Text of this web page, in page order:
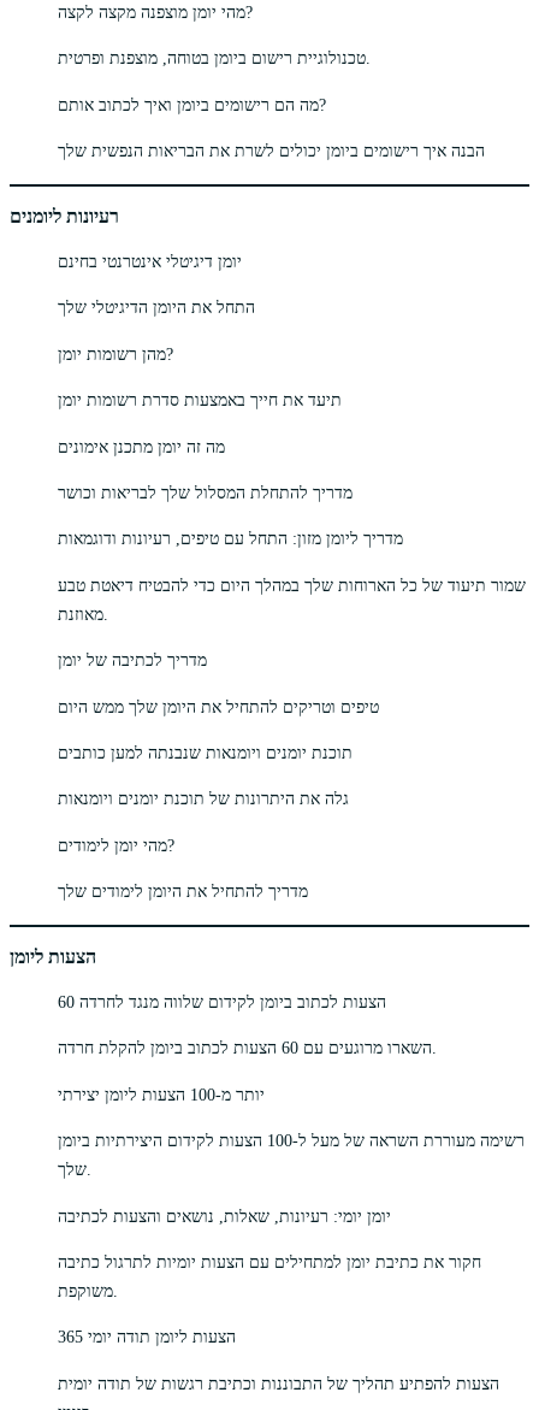
מהי יומן מוצפנה מקצה לקצה?
טכנולוגיית רישום ביומן בטוחה, מוצפנת ופרטית.
מה הם רישומים ביומן ואיך לכתוב אותם?
הבנה איך רישומים ביומן יכולים לשרת את הבריאות הנפשית שלך
רעיונות ליומנים
יומן דיגיטלי אינטרנטי בחינם
התחל את היומן הדיגיטלי שלך
מהן רשומות יומן?
תיעד את חייך באמצעות סדרת רשומות יומן
מה זה יומן מתכנן אימונים
מדריך להתחלת המסלול שלך לבריאות וכושר
מדריך ליומן מזון: התחל עם טיפים, רעיונות ודוגמאות
שמור תיעוד של כל הארוחות שלך במהלך היום כדי להבטיח דיאטת טבע
מדריך לכתיבה של יומן
טיפים וטריקים להתחיל את היומן שלך ממש היום
תוכנת יומנים ויומנאות שנבנתה למען כותבים
גלה את היתרונות של תוכנת יומנים ויומנאות
מהי יומן לימודים?
מדריך להתחיל את היומן לימודים שלך
הצעות ליומן
60 הצעות לכתוב ביומן לקידום שלווה מנגד לחרדה
השארו מרוגעים עם 60 הצעות לכתוב ביומן להקלת חרדה.
יותר מ-100 הצעות ליומן יצירתי
רשימה מעוררת השראה של מעל ל-100 הצעות לקידום היצירתיות ביומן
שלך.
יומן יומי: רעיונות, שאלות, נושאים והצעות לכתיבה
חקור את כתיבת יומן למתחילים עם הצעות יומיות לתרגול כתיבה
365 הצעות ליומן תודה יומי
הצעות להפתיע תהליך של התבוננות וכתיבת רגשות של תודה יומית